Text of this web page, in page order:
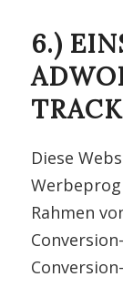
6.)
Diese
Rahmen